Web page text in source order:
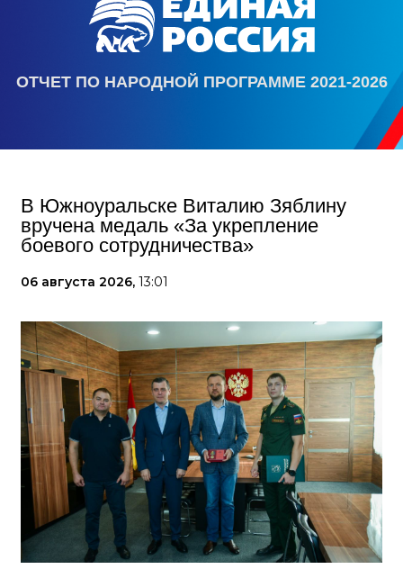
ОТЧЕТ ПО НАРОДНОЙ ПРОГРАММЕ 2021-2026
В Южноуральске Виталию Зяблину
вручена медаль «За укрепление
боевого сотрудничества»
06 августа 2026, 13:01